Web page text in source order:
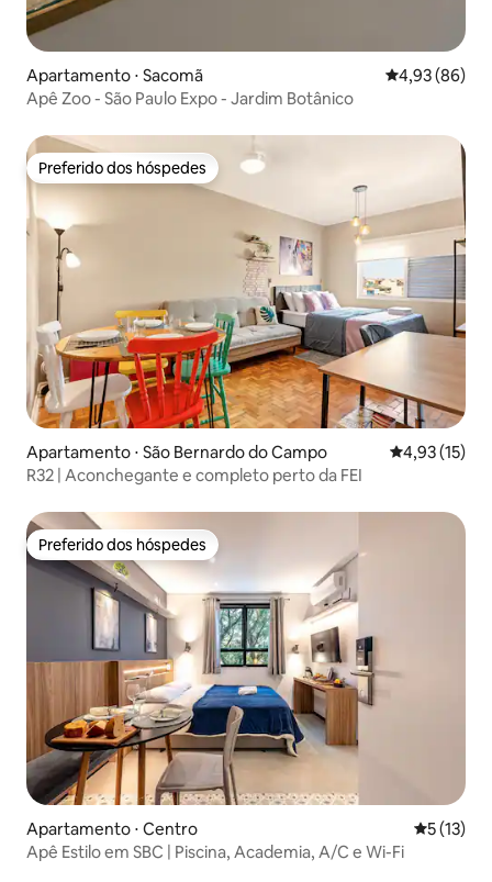
Apartamento ⋅ Sacomã 4,93 de uma
4,93 (86)
Apê Zoo - São Paulo Expo - Jardim Botânico
Preferido dos hóspedes
Preferido dos hóspedes
Apartamento ⋅ São Bernardo do Campo 4,93 de uma
4,93 (15)
R32 | Aconchegante e completo perto da FEI
Preferido dos hóspedes
Preferido dos hóspedes
Apartamento ⋅ Centro 5 de uma
5 (13)
Apê Estilo em SBC | Piscina, Academia, A/C e Wi-Fi